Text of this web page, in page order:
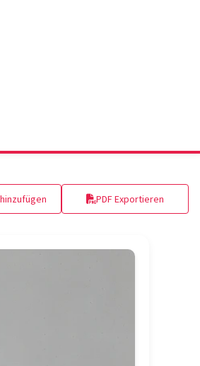
PDF Exportieren